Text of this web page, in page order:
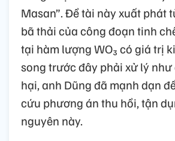
Masan”. Đề tài này xuất phát
bã thải của công đoạn tinh
tại hàm lượng WO₃ có giá trị
song trước đây phải xử lý
hại, anh Dũng đã mạnh dạn
cứu phương án thu hồi, tận
nguyên này.